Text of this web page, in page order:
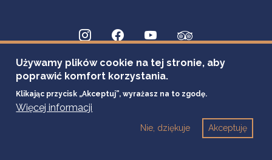
Używamy plików cookie na tej stronie, aby
poprawić komfort korzystania.
Klikając przycisk „Akceptuj”, wyrażasz na to zgodę.
Więcej informacji
Akceptuję
Nie, dziękuje